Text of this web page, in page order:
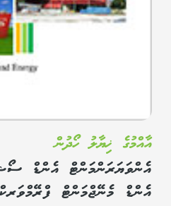
އާއްމުގެ ޚިޔާލު ހޯދުން
އެންވަޔަރަންމަންޓް އެންޑް
އެންޑް މެނޭޖްމަންޓް